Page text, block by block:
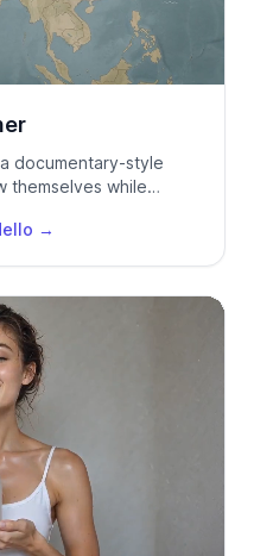
documentary-style
themselves while
→